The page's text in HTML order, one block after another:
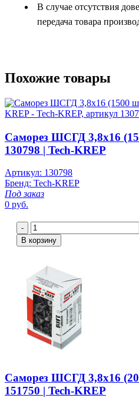
В случае отсутствия
передача товара
Похожие товары
Саморез ШСГД 3,8х16
130798 | Tech-KREP
Артикул: 130798
Бренд: Tech-KREP
Под заказ
0 руб.
-
В корзину
Саморез ШСГД 3,8х16
151750 | Tech-KREP